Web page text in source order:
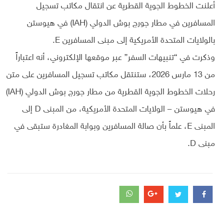
أعلنت الخطوط الجوية القطرية عن انتقال مكاتب تسجيل
المسافرين في مطار جورج بوش الدولي (IAH) في هيوستن
بالولايات المتحدة الأمريكية إلى مبنى المسافرين E.
وذكرت في “تنبيهات السفر” عبر موقعها الإلكتروني، أنه اعتباراً
من 13 مارس 2026، ستنتقل مكاتب تسجيل المسافرين على متن
رحلات الخطوط الجوية القطرية من مطار جورج بوش الدولي (IAH)
في هيوستن – الولايات المتحدة الأمريكية، من المبنى D إلى
المبنى E، علماً بأن صالة المسافرين وبوابة المغادرة ستبقى في
مبنى D.